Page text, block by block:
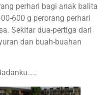
perhari bagi anak balita
600 g perorang perhari
Sekitar dua-pertiga dari
dan buah-buahan